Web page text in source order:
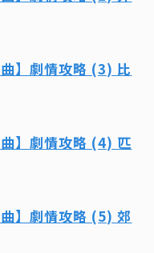
曲】劇情攻略 (3) 比
曲】劇情攻略 (4) 匹
曲】劇情攻略 (5) 郊